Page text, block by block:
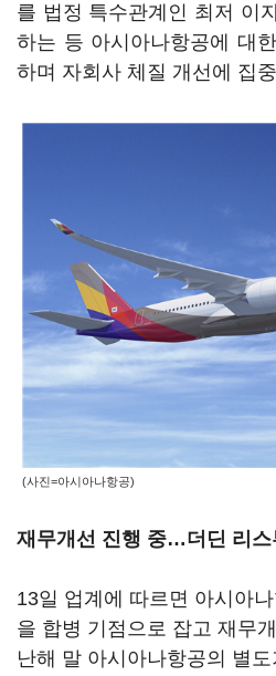
를 법정 특수관계인 최저 이
하는 등 아시아나항공에 대
하며 자회사 체질 개선에 집
(사진=아시아나항공)
재무개선 진행 중…더딘 리스
13일 업계에 따르면 아시아
을 합병 기점으로 잡고 재무
난해 말 아시아나항공의 별